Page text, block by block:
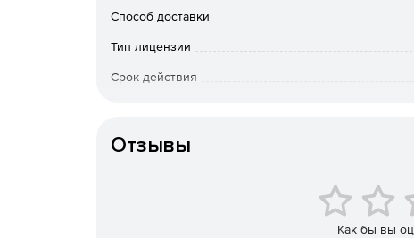
приоритизацию активов, идентификацию
ситуационной осведомленности.
F-Secure Elements EPP for Computer
включает расширенные функции безопасности,
DataGuard с File Access Control для компаний с
Это проактивное, оптимизированное решение
Способ доставки
Тип лицензии
Срок действия
Отзывы
Как бы вы